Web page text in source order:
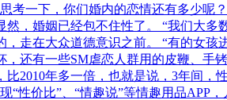
考一下，你们婚内的恋情还有多少呢
，婚姻已经包不住性了。 “我们大
走在大众道德意识之前。 “有的女
，还有一些SM虐恋人群用的皮鞭、
2010年多一倍，也就是说，3年间，
“性价比”、“情趣说”等情趣用品